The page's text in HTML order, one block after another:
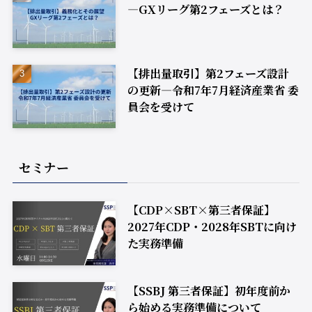
―GXリーグ第2フェーズとは？
【排出量取引】第2フェーズ設計
の更新―令和7年7月経済産業省 委
員会を受けて
セミナー
【CDP×SBT×第三者保証】
2027年CDP・2028年SBTに向け
た実務準備
【SSBJ 第三者保証】初年度前か
ら始める実務準備について